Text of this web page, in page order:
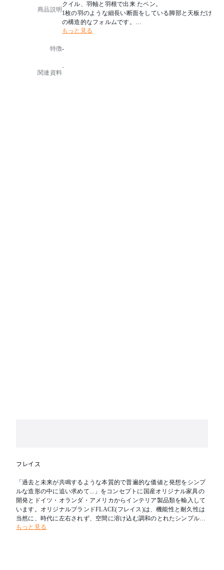
商品説明
クイル、羽軸と羽根で出来 たペン。
1枚の羽のような細長い断面をしている脚部と天板だけ
の構造的なフォルムです。
直線的で軽快ながらも量感のあるローテーブルで す。
もっと見る
特徴-
関連資料
-
フレイス
「過去と未来が共鳴するような本質的で普遍的な価値と発想をシンプ
ルな造形の中に追い求めて...」をコンセプトに国産オリジナル家具の
開発とドイツ・オランダ・アメリカからインテリア製品類を輸入して
います。オリジナルブランドFLACE(フレイス)は、機能性と耐久性は
当然に、時代に左右されず、空間に溶け込む調和のとれたシンプルな
家具創りを目指しています。フレイスは日本から、そして世界から高
もっと見る